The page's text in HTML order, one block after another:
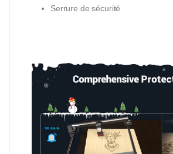
Serrure de sécurité